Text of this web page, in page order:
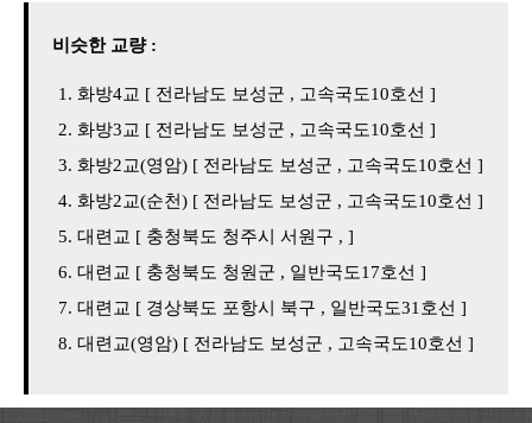
비슷한 교량 :
화방4교 [ 전라남도 보성군 , 고속국도10호선 ]
화방3교 [ 전라남도 보성군 , 고속국도10호선 ]
화방2교(영암) [ 전라남도 보성군 , 고속국도10호선 ]
화방2교(순천) [ 전라남도 보성군 , 고속국도10호선 ]
대련교 [ 충청북도 청주시 서원구 , ]
대련교 [ 충청북도 청원군 , 일반국도17호선 ]
대련교 [ 경상북도 포항시 북구 , 일반국도31호선 ]
대련교(영암) [ 전라남도 보성군 , 고속국도10호선 ]